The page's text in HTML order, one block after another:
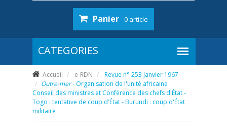
Panier- 0 article
Accueil e-RDN
Revue n° 253 Janvier 1967
Outre-mer- Organisation de l'unité africaine :
Conseil des ministres et Conférence des chefs d'État -
Togo : tentative de coup d'État - Burundi : coup d'État
militaire